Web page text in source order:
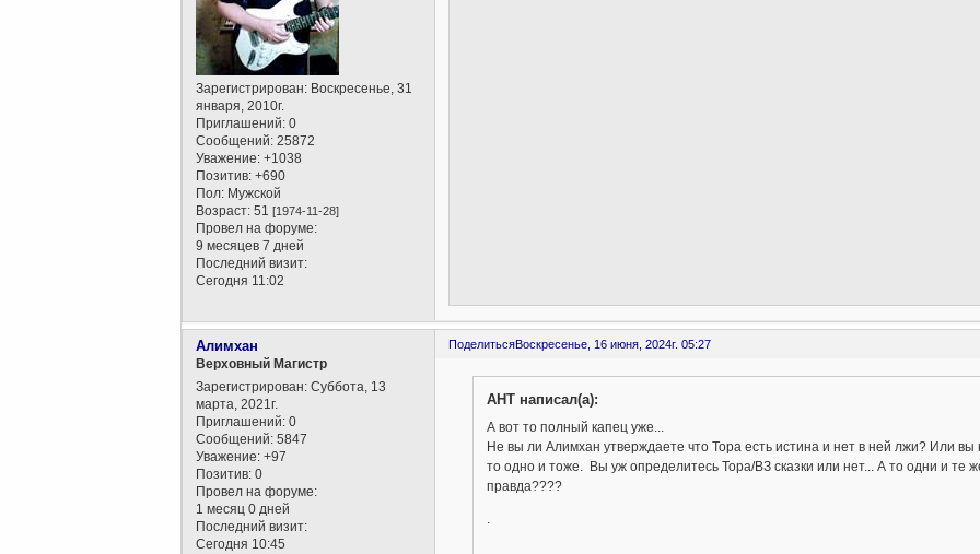
Зарегистрирован: Воскресенье, 31
января, 2010г.
Приглашений: 0
Сообщений: 25872
Уважение: +1038
Позитив: +690
Пол: Мужской
Возраст: 51[1974-11-28]
Провел на форуме:
9 месяцев 7 дней
Последний визит:
Сегодня 11:02
ПоделитьсяВоскресенье, 16 июня, 2024г. 05:27
Алимхан
Верховный Магистр
Зарегистрирован: Суббота, 13
марта, 2021г.
Приглашений: 0
Сообщений: 5847
Уважение: +97
Позитив: 0
Провел на форуме:
1 месяц 0 дней
Последний визит:
Сегодня 10:45
AHT написал(а):
А вот то полный капец уже...
Не вы ли Алимхан утверждаете что Тора есть истина и нет в ней лжи? Или
то одно и тоже. Вы уж определитесь Тора/ВЗ сказки или нет... А то одни и те
правда????
.